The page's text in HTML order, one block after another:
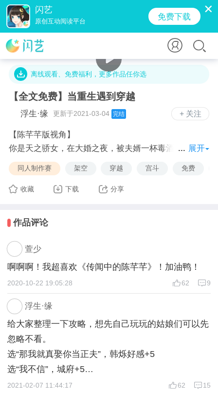
闪艺
原创互动阅读平台 免费下载
5.6万字 · 17.5万人气 · 78.1M · 8690贡献值
离线观看、免费福利，更多作品任你选
【全文免费】当重生遇到穿越
+ 关注
浮生·缘 更新于2021-03-04 完结
【陈芊芊版视角】
你是天之骄女，在大婚之夜，被夫婿一杯毒酒送上西
天。
你的灵魂四处游曳，看着你的夫婿勾引你的二姐、炸伤
你的母亲、攻陷你们的花垣城，害你国破家亡。
偿！
然而……这一世的他，似乎有点不一样？
花垣城以女子为尊，玄虎城以男子为尊，他说他来自男
女平等、一夫一妻新社会？
你驴我呢你！？
【“韩烁”版视角】
人刚穿越，已被抢亲。以为她是贪图我的美色，没想到
她竟是重生的，前世还是被我这具身体的原主人杀死
的。求问如何化敌为友保住小命？在线等，急！
浮生主剧本，阿缘主制作。
展开
同人制作赛 架空 穿越 宫斗 免费
收藏 下载 分享
作品评论
萱少
啊啊啊！我超喜欢《传闻中的陈芊芊》！加油鸭！
9
62
2020-10-22 19:05:28
浮生·缘
给大家整理一下攻略，想先自己玩玩的姑娘们可以先
忽略不看。
选“那我就真娶你当正夫”，韩烁好感+5
选“我不信”，城府+5
————————————
15
62
2021-02-07 11:44:17